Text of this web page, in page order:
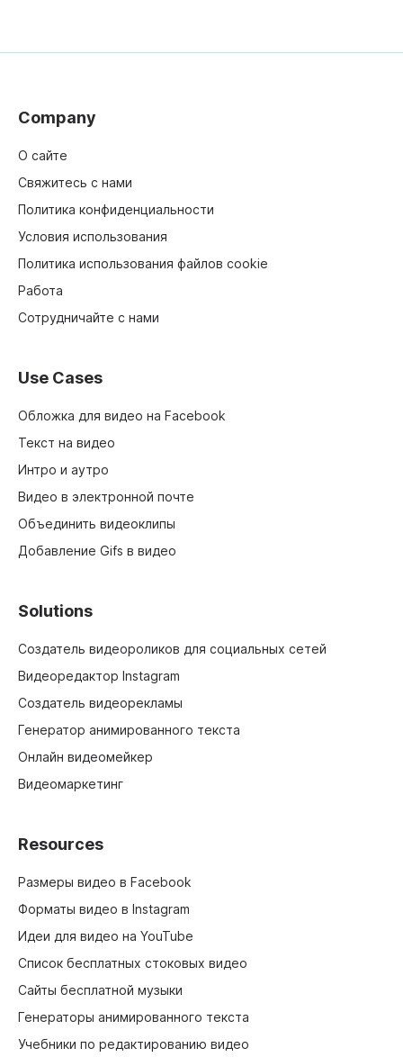
Company
О сайте
Свяжитесь с нами
Политика конфиденциальности
Условия использования
Политика использования файлов cookie
Работа
Сотрудничайте с нами
Use Cases
Обложка для видео на Facebook
Текст на видео
Интро и аутро
Видео в электронной почте
Объединить видеоклипы
Добавление Gifs в видео
Solutions
Создатель видеороликов для социальных сетей
Видеоредактор Instagram
Создатель видеорекламы
Генератор анимированного текста
Онлайн видеомейкер
Видеомаркетинг
Resources
Размеры видео в Facebook
Форматы видео в Instagram
Идеи для видео на YouTube
Список бесплатных стоковых видео
Сайты бесплатной музыки
Генераторы анимированного текста
Учебники по редактированию видео